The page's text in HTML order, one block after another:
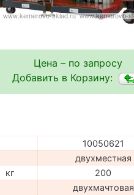
Цена – по запросу
Добавить в Корзину:
10050621
двухместная
кг
200
двухмачтовая